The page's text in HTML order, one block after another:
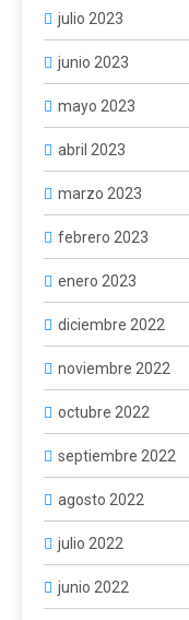
julio 2023
junio 2023
mayo 2023
abril 2023
marzo 2023
febrero 2023
enero 2023
diciembre 2022
noviembre 2022
octubre 2022
septiembre 2022
agosto 2022
julio 2022
junio 2022